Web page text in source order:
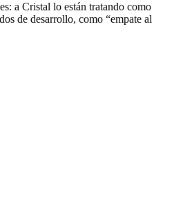
a Cristal lo están tratando como
de desarrollo, como “empate al